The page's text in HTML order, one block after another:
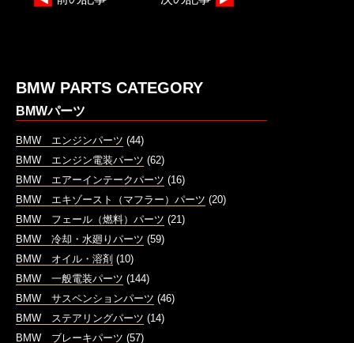
BMW PARTS CATEGORY
BMWパーツ
BMW エンジンパーツ (44)
BMW エンジン電装パーツ (62)
BMW エアーインテークパーツ (16)
BMW エキゾースト（マフラー）パーツ (20)
BMW フェール（燃料）パーツ (21)
BMW 冷却・水廻りパーツ (59)
BMW オイル・溶剤 (10)
BMW 一般電装パーツ (144)
BMW サスペンションパーツ (46)
BMW ステアリングパーツ (14)
BMW ブレーキパーツ (57)